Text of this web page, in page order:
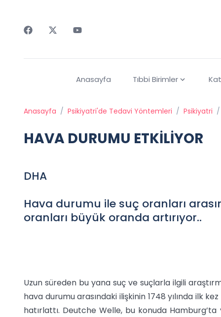
Anasayfa Tıbbi Birimler
Anasayfa / Psikiyatri'de Tedavi Yöntemleri / Psikiyatri /
HAVA DURUMU ETKİLİYOR
DHA
Hava durumu ile suç oranları
oranları büyük oranda artırıyor..
Uzun süreden bu yana suç ve suçlarla ilgili
hava durumu arasındaki ilişkinin 1748 yılında ilk
hatırlattı. Deutche Welle, bu konuda